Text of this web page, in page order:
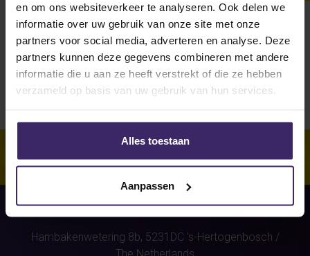
en om ons websiteverkeer te analyseren. Ook delen we
informatie over uw gebruik van onze site met onze
partners voor social media, adverteren en analyse. Deze
partners kunnen deze gegevens combineren met andere
informatie die u aan ze heeft verstrekt of die ze hebben
verzameld op basis van uw gebruik van hun services.
Alles toestaan
Aanpassen
Unfortunately, for this athlete
(Wouter Peters)were no stories
found.
Hambakenwetering 8b, 5231DC 's-Hertogenbosch /